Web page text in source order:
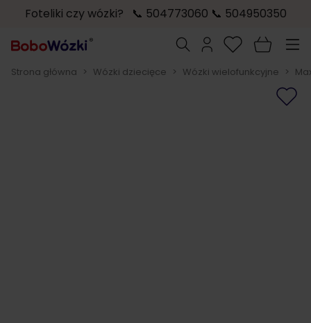
Foteliki czy wózki? 📞 504773060 📞 504950350
Szukaj
Strona główna > Wózki dziecięce > Wózki wielofunkcyjne >